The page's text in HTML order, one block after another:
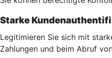
Starke
Legitimieren Sie sich mit
Zahlungen und beim Abruf